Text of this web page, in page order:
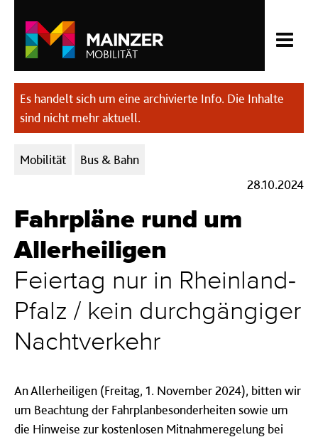
Es handelt sich um eine archivierte Info. Die Inhalte
sind nicht mehr aktuell.
Kategorien:
Mobilität
Bus & Bahn
28.10.2024
Fahrpläne rund um
Allerheiligen
Feiertag nur in Rheinland-
Pfalz / kein durchgängiger
Nachtverkehr
An Allerheiligen (Freitag, 1. November 2024), bitten wir
um Beachtung der Fahrplanbesonderheiten sowie um
die Hinweise zur kostenlosen Mitnahmeregelung bei